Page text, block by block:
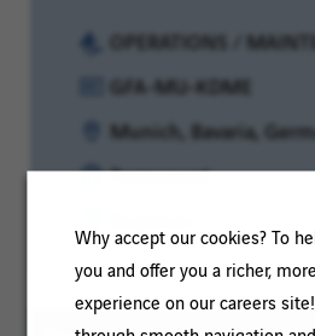
Why accept our cookies? To
you and offer you a richer,
experience on our careers
Category:
OPERATIONS /
Reference:
GFA-MU-KDME
Location:
Munich, Bavaria,
Contract
Permanent
level: